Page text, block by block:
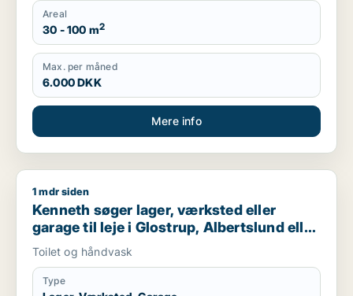
Areal
30 - 100 m2
Max. per måned
6.000 DKK
Mere info
Kenneth søger lager, værksted eller garage til leje i
1 mdr siden
Kenneth søger lager, værksted eller
garage til leje i Glostrup, Albertslund eller
Vallensbæk m.fl.
Toilet og håndvask
Type